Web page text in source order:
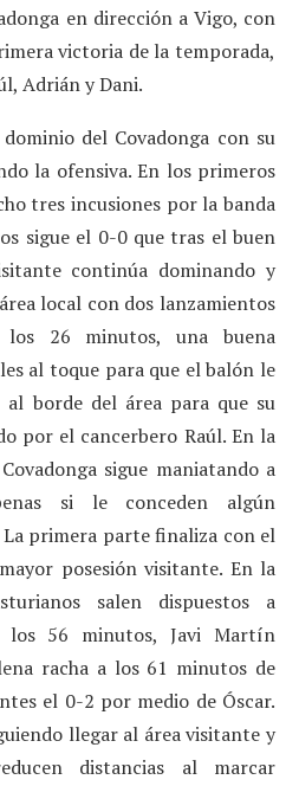
en dirección a Vigo, con
victoria de la temporada,
Adrián y Dani.
del Covadonga con su
la ofensiva. En los primeros
tres incusiones por la banda
sigue el 0-0 que tras el buen
continúa dominando y
local con dos lanzamientos
26 minutos, una buena
al toque para que el balón le
al borde del área para que su
por el cancerbero Raúl. En la
sigue maniatando a
si le conceden algún
primera parte finaliza con el
posesión visitante. En la
salen dispuestos a
56 minutos, Javi Martín
racha a los 61 minutos de
el 0-2 por medio de Óscar.
llegar al área visitante y
distancias al marcar